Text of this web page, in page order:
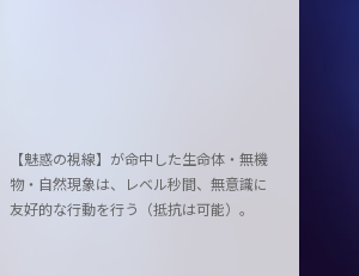
【魅惑の視線】が命中した生命体・無機
物・自然現象は、レベル秒間、無意識に
友好的な行動を行う（抵抗は可能）。